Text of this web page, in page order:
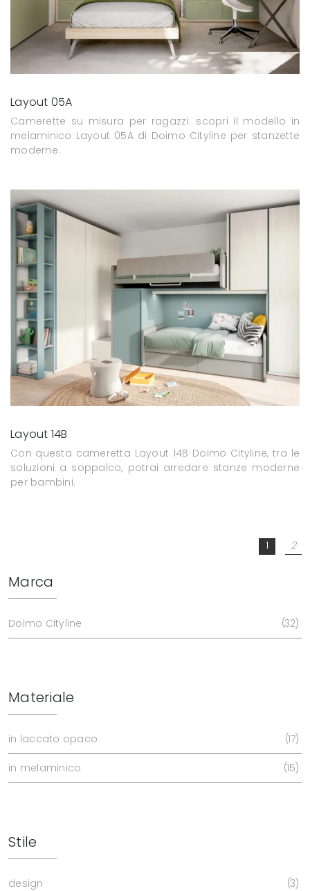
Layout 05A
Camerette su misura per ragazzi: scopri il modello in
melaminico Layout 05A di Doimo Cityline per stanzette
moderne.
Layout 14B
Con questa cameretta Layout 14B Doimo Cityline, tra le
soluzioni a soppalco, potrai arredare stanze moderne
per bambini.
1 2
Marca
Doimo Cityline 32
Materiale
in laccato opaco 17
in melaminico 15
Stile
design 3